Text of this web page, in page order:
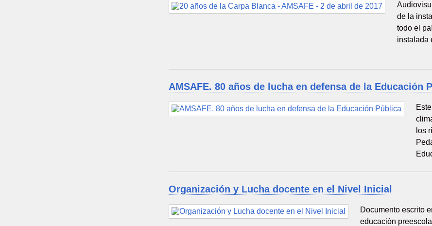
de la
todo el
instalada
AMSAFE. 80 años de lucha en defensa de la Educación
los
Organización y Lucha docente en el Nivel Inicial
Documento escrito
educación